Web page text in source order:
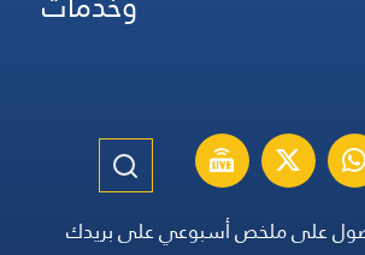
على ملخص أسبوعي على بريدك